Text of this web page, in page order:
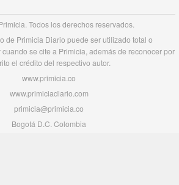
Todos los derechos reservados.
de Primicia Diario puede ser utilizado total o
se cite a Primicia, además de reconocer por
el crédito del respectivo autor.
www.primicia.co
www.primiciadiario.com
primicia@primicia.co
Bogotá D.C. Colombia